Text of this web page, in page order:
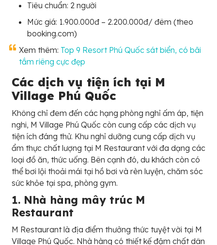
Tiêu chuẩn: 2 người
Mức giá: 1.900.000đ – 2.200.000đ/ đêm (theo
booking.com)
Xem thêm: Top 9 Resort Phú Quốc sát biển, có bãi
tắm riêng cực đẹp
Các dịch vụ tiện ích tại M
Village Phú Quốc
Không chỉ đem đến các hạng phòng nghỉ ấm áp, tiện
nghi, M Village Phú Quốc còn cung cấp các dịch vụ
tiện ích đáng thử. Khu nghỉ dưỡng cung cấp dịch vụ
ẩm thực chất lượng tại M Restaurant với đa dạng các
loại đồ ăn, thức uống. Bên cạnh đó, du khách còn có
thể bơi lội thoải mái tại hồ bơi và rèn luyện, chăm sóc
sức khỏe tại spa, phòng gym.
1. Nhà hàng mây trúc M
Restaurant
M Restaurant là địa điểm thưởng thức tuyệt vời tại M
Village Phú Quốc. Nhà hàng có thiết kế đậm chất dân